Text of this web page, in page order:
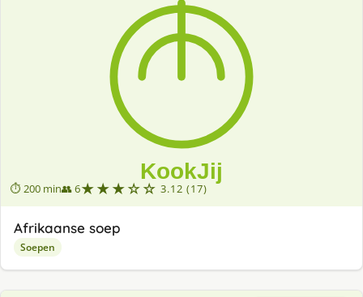
⏱ 200 min👥 6★★★☆☆ 3.12 (17)
Afrikaanse soep
Soepen